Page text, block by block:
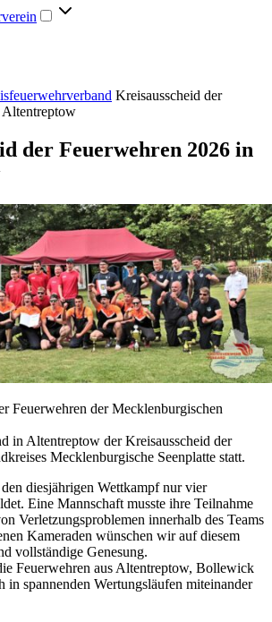
Kreisausscheid der
Altentreptow
der Feuerwehren 2026 in
Feuerwehren der Mecklenburgischen
in Altentreptow der Kreisausscheid der
Mecklenburgische Seenplatte statt.
diesjährigen Wettkampf nur vier
Eine Mannschaft musste ihre Teilnahme
Verletzungsproblemen innerhalb des Teams
Kameraden wünschen wir auf diesem
vollständige Genesung.
Feuerwehren aus Altentreptow, Bollewick
in spannenden Wertungsläufen miteinander